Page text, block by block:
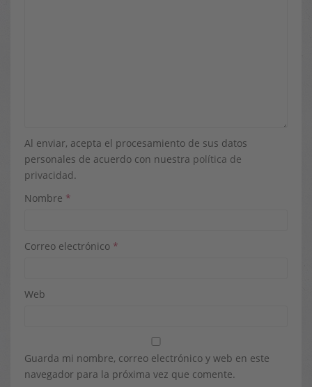
Al enviar, acepta el procesamiento de sus datos
personales de acuerdo con nuestra política de
privacidad.
Nombre *
Correo electrónico *
Web
Guarda mi nombre, correo electrónico y web en este
navegador para la próxima vez que comente.